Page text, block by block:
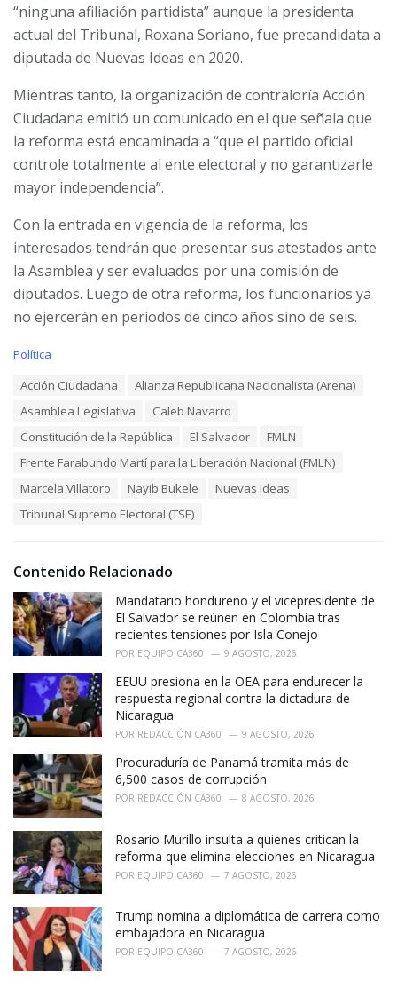
“ninguna afiliación partidista” aunque la presidenta
actual del Tribunal, Roxana Soriano, fue precandidata a
diputada de Nuevas Ideas en 2020.
Mientras tanto, la organización de contraloría Acción
Ciudadana emitió un comunicado en el que señala que
la reforma está encaminada a “que el partido oficial
controle totalmente al ente electoral y no garantizarle
mayor independencia”.
Con la entrada en vigencia de la reforma, los
interesados tendrán que presentar sus atestados ante
la Asamblea y ser evaluados por una comisión de
diputados. Luego de otra reforma, los funcionarios ya
no ejercerán en períodos de cinco años sino de seis.
C
Política
Acción Ciudadana
Alianza Republicana Nacionalista (Arena)
Asamblea Legislativa
Caleb Navarro
Constitución de la República
El Salvador
FMLN
Frente Farabundo Martí para la Liberación Nacional (FMLN)
Marcela Villatoro
Nayib Bukele
Nuevas Ideas
Tribunal Supremo Electoral (TSE)
Contenido Relacionado
Mandatario hondureño y el vicepresidente de
El Salvador se reúnen en Colombia tras
recientes tensiones por Isla Conejo
POR EQUIPO CA360 9 AGOSTO, 2026
EEUU presiona en la OEA para endurecer la
respuesta regional contra la dictadura de
Nicaragua
POR REDACCIÓN CA360 9 AGOSTO, 2026
Procuraduría de Panamá tramita más de
6,500 casos de corrupción
POR REDACCIÓN CA360 8 AGOSTO, 2026
Rosario Murillo insulta a quienes critican la
reforma que elimina elecciones en Nicaragua
POR EQUIPO CA360 7 AGOSTO, 2026
Trump nomina a diplomática de carrera como
embajadora en Nicaragua
POR EQUIPO CA360 7 AGOSTO, 2026